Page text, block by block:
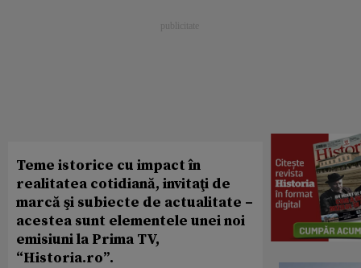
Teme istorice cu impact în
realitatea cotidiană, invitaţi de
marcă şi subiecte de actualitate –
acestea sunt elementele unei noi
emisiuni la Prima TV,
“Historia.ro”.